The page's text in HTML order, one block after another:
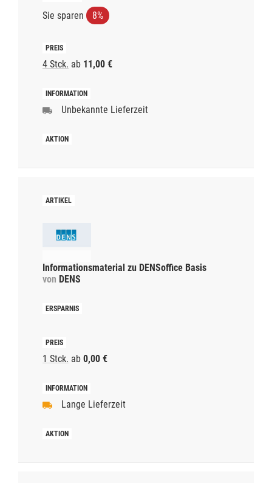
Sie sparen 8%
4 Stck. ab 11,00 €
Unbekannte Lieferzeit
Informationsmaterial zu DENSoffice Basis
von DENS
1 Stck. ab 0,00 €
Lange Lieferzeit